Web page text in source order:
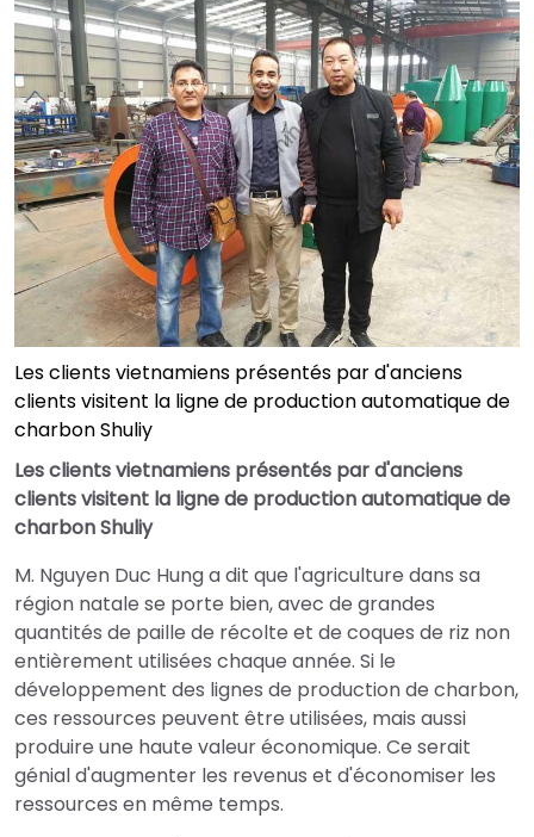
Les clients vietnamiens présentés par d'anciens
clients visitent la ligne de production automatique de
charbon Shuliy
Les clients vietnamiens présentés par d'anciens
clients visitent la ligne de production automatique de
charbon Shuliy
M. Nguyen Duc Hung a dit que l'agriculture dans sa
région natale se porte bien, avec de grandes
quantités de paille de récolte et de coques de riz non
entièrement utilisées chaque année. Si le
développement des lignes de production de charbon,
ces ressources peuvent être utilisées, mais aussi
produire une haute valeur économique. Ce serait
génial d'augmenter les revenus et d'économiser les
ressources en même temps.